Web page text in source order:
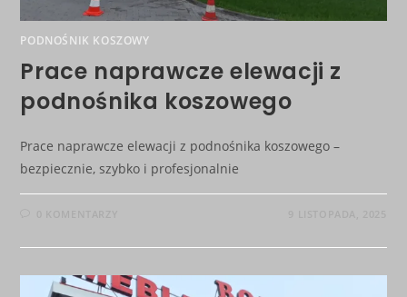
PODNOŚNIK KOSZOWY
Prace naprawcze elewacji z
podnośnika koszowego
Prace naprawcze elewacji z podnośnika koszowego –
bezpiecznie, szybko i profesjonalnie